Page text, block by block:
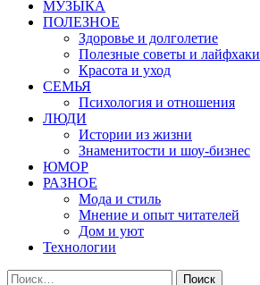
МУЗЫКА
ПОЛЕЗНОЕ
Здоровье и долголетие
Полезные советы и лайфхаки
Красота и уход
СЕМЬЯ
Психология и отношения
ЛЮДИ
Истории из жизни
Знаменитости и шоу-бизнес
ЮМОР
РАЗНОЕ
Мода и стиль
Мнение и опыт читателей
Дом и уют
Технологии
Найти: